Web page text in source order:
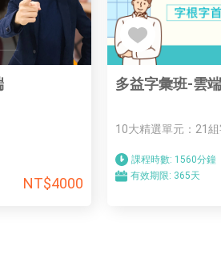
NT$4000
多益字彙班-雲端
10大精選單元：21
課程時數: 1560分鐘
有效期限: 365天